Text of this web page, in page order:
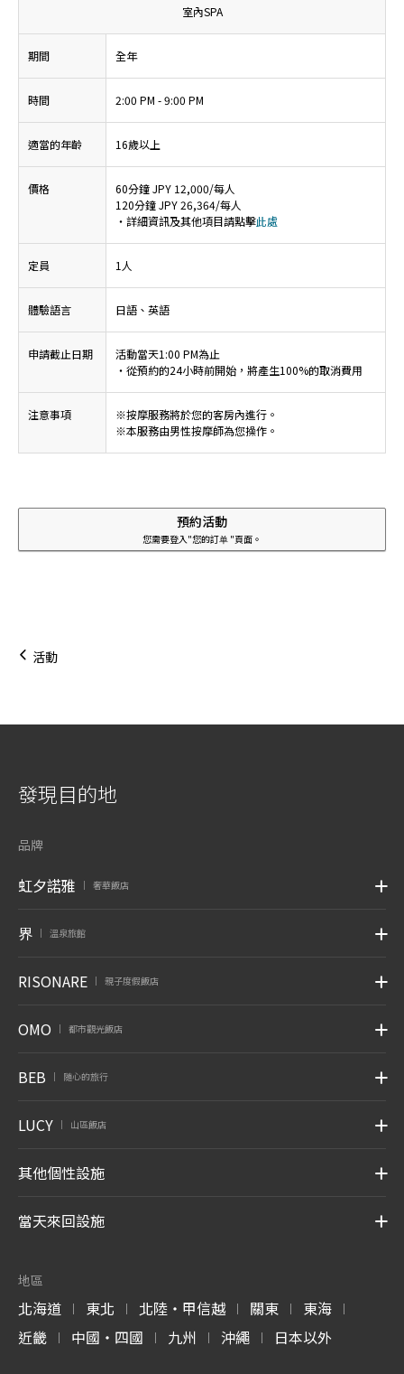
室內SPA
期間 全年
時間 2:00 PM - 9:00 PM
適當的年齡 16歲以上
價格
60分鐘 JPY 12,000/每人
120分鐘 JPY 26,364/每人
・詳細資訊及其他項目請點擊此處
定員 1人
體驗語言 日語、英語
申請截止日期
活動當天1:00 PM為止
・從預約的24小時前開始，將產生100%的取消費用
注意事項
※按摩服務將於您的客房內進行。
※本服務由男性按摩師為您操作。
預約活動
您需要登入"您的訂单 "頁面。
活動
發現目的地
品牌
虹夕諾雅 奢華飯店
界 溫泉旅館
RISONARE 親子度假飯店
OMO 都市觀光飯店
BEB 随心的旅行
LUCY 山區飯店
其他個性設施
當天來回設施
地區
北海道 | 東北 | 北陸・甲信越 | 關東 | 東海 |
近畿 | 中國・四國 | 九州 | 沖繩 | 日本以外